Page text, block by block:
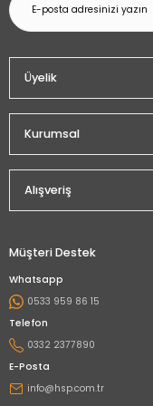
Üyelik
Kurumsal
Alışveriş
Müşteri Destek
Whatsapp
0533 959 86 15
Telefon
0332 2377890
E-Posta
info@hsp.com.tr